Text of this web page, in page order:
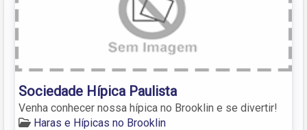
Sociedade Hípica Paulista
Venha conhecer nossa hípica no Brooklin e se divertir!
Haras e Hípicas no Brooklin